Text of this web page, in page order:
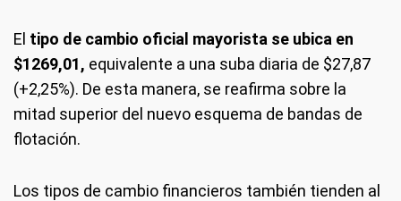
El tipo de cambio oficial mayorista se ubica en
$1269,01, equivalente a una suba diaria de $27,87
(+2,25%). De esta manera, se reafirma sobre la
mitad superior del nuevo esquema de bandas de
flotación.
Los tipos de cambio financieros también tienden al